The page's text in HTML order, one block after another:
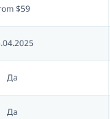
$59
Да
Да